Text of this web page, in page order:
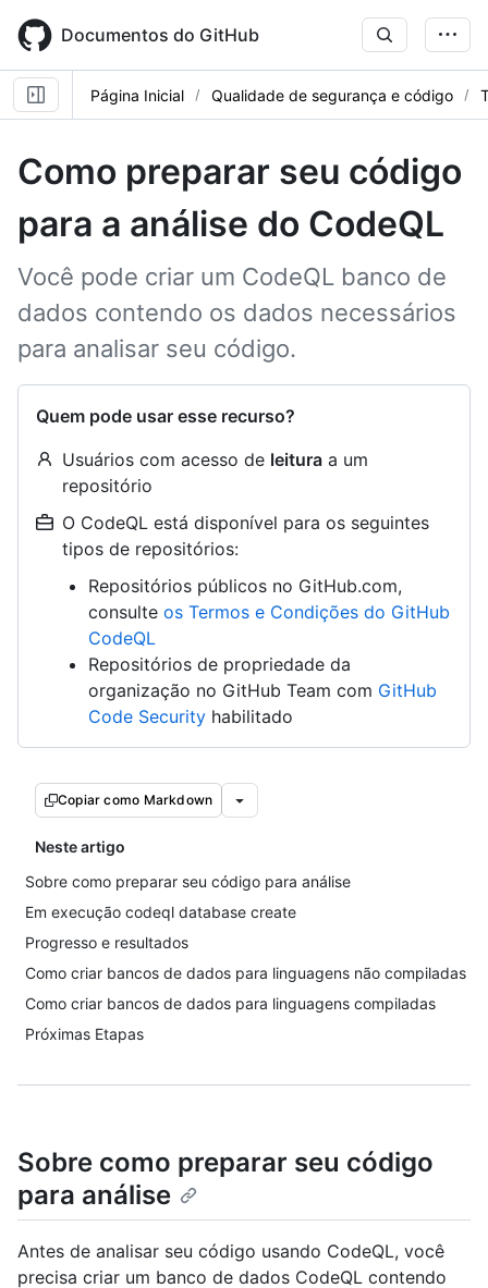
main
content
Documentos do GitHub
Página Inicial Qualidade de segurança e código
Como preparar seu código
para a análise do CodeQL
Você pode criar um CodeQL banco de
dados contendo os dados necessários
para analisar seu código.
Quem pode usar esse recurso?
Usuários com acesso de leitura a um
repositório
O CodeQL está disponível para os seguintes
tipos de repositórios:
Repositórios públicos no GitHub.com,
consulte os Termos e Condições do GitHub
CodeQL
Repositórios de propriedade da
organização no GitHub Team com GitHub
Code Security habilitado
Copiar como Markdown
Neste artigo
Sobre como preparar seu código para análise
Em execução codeql database create
Progresso e resultados
Como criar bancos de dados para linguagens não compiladas
Como criar bancos de dados para linguagens compiladas
Próximas Etapas
Sobre como preparar seu código
para análise
Antes de analisar seu código usando CodeQL, você
precisa criar um banco de dados CodeQL contendo